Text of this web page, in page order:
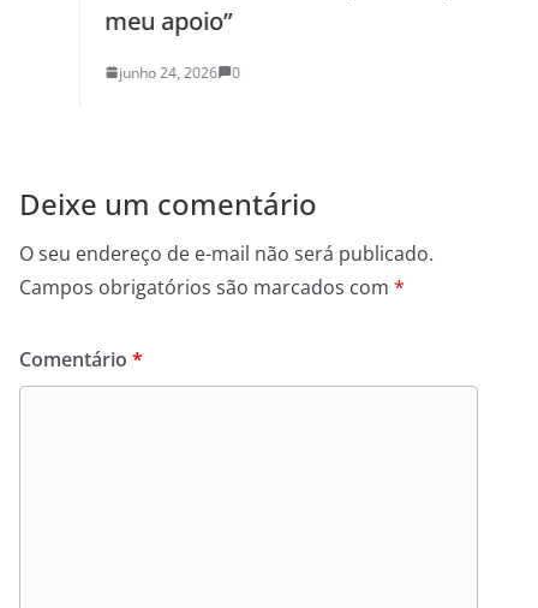
meu apoio”
junho 24, 2026 0
Deixe um comentário
O seu endereço de e-mail não será publicado.
Campos obrigatórios são marcados com *
Comentário *